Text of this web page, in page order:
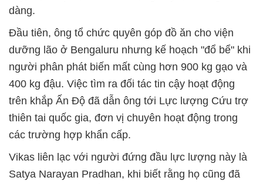
dàng.
Đầu tiên, ông tổ chức quyên góp đồ ăn cho viện
dưỡng lão ở Bengaluru nhưng kế hoạch "đổ bể" khi
người phân phát biến mất cùng hơn 900 kg gạo và
400 kg đậu. Việc tìm ra đối tác tin cậy hoạt động
trên khắp Ấn Độ đã dẫn ông tới Lực lượng Cứu trợ
thiên tai quốc gia, đơn vị chuyên hoạt động trong
các trường hợp khẩn cấp.
Vikas liên lạc với người đứng đầu lực lượng này là
Satya Narayan Pradhan, khi biết rằng họ cũng đã